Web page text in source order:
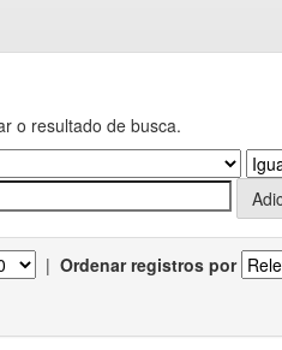
o resultado de busca.
| Ordenar registros por